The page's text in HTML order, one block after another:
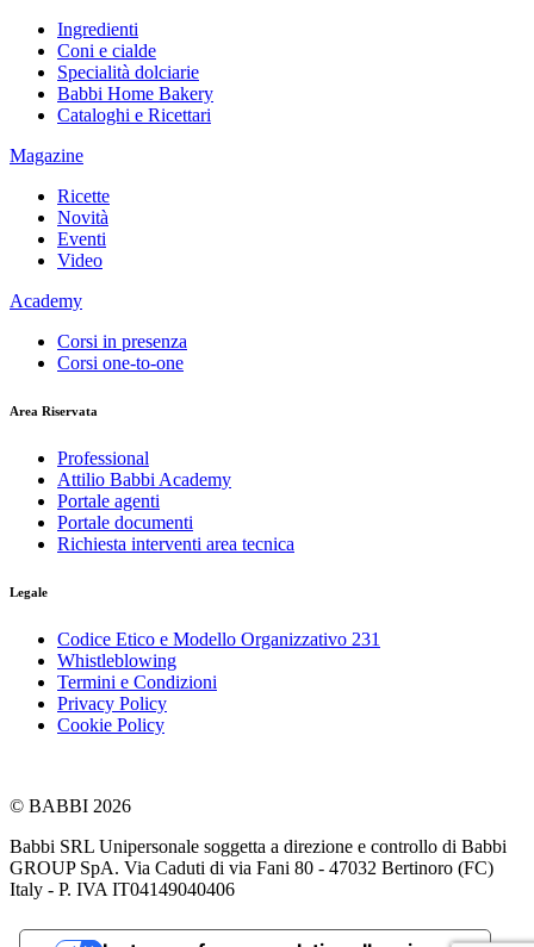
Ingredienti
Coni e cialde
Specialità dolciarie
Babbi Home Bakery
Cataloghi e Ricettari
Magazine
Ricette
Novità
Eventi
Video
Academy
Corsi in presenza
Corsi one-to-one
Area Riservata
Professional
Attilio Babbi Academy
Portale agenti
Portale documenti
Richiesta interventi area tecnica
Legale
Codice Etico e Modello Organizzativo 231
Whistleblowing
Termini e Condizioni
Privacy Policy
Cookie Policy
© BABBI 2026
Babbi SRL Unipersonale soggetta a direzione e controllo di Babbi
GROUP SpA. Via Caduti di via Fani 80 - 47032 Bertinoro (FC)
Italy - P. IVA IT04149040406